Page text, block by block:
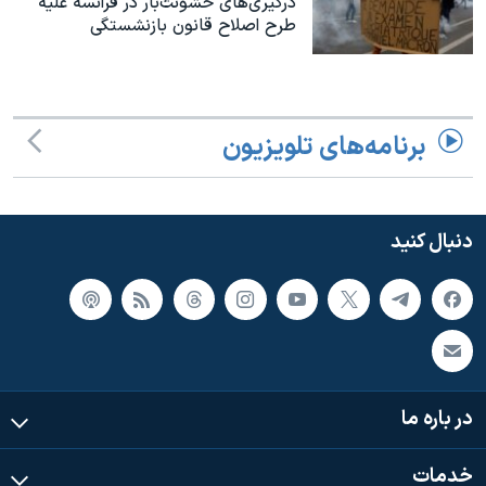
نرگس محمدی برنده جایزه نوبل صلح
صفحه‌های ویژه
سفر پرزیدنت ترامپ به چین
طرح اصلاح قانون بازنشستگی
برنامه‌های تلویزیون
دنبال کنید
در باره ما
خدمات